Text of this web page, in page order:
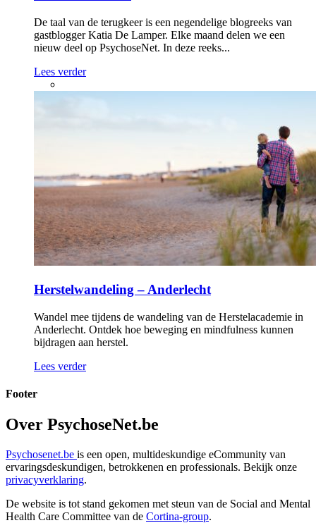
De taal van de terugkeer is een negendelige blogreeks van
gastblogger Katia De Lamper. Elke maand delen we een
nieuw deel op PsychoseNet. In deze reeks...
Lees verder
Herstelwandeling – Anderlecht
Wandel mee tijdens de wandeling van de Herstelacademie in
Anderlecht. Ontdek hoe beweging en mindfulness kunnen
bijdragen aan herstel.
Lees verder
Footer
Over PsychoseNet.be
Psychosenet.be is een open, multideskundige eCommunity van
ervaringsdeskundigen, betrokkenen en professionals. Bekijk onze
privacyverklaring.
De website is tot stand gekomen met steun van de Social and Mental
Health Care Committee van de Cortina-group.